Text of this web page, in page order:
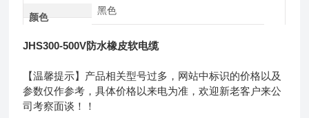
颜色
黑色
JHS300-500V防水橡皮软电缆
【温馨提示】产品相关型号过多，网站中标识的价格以及
参数仅作参考，具体价格以来电为准，欢迎新老客户来公
司考察面谈！！